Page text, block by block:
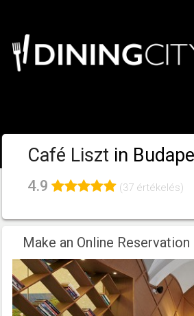
Café Liszt in
4.9 (37 értékelés)
Make an Online Reservation